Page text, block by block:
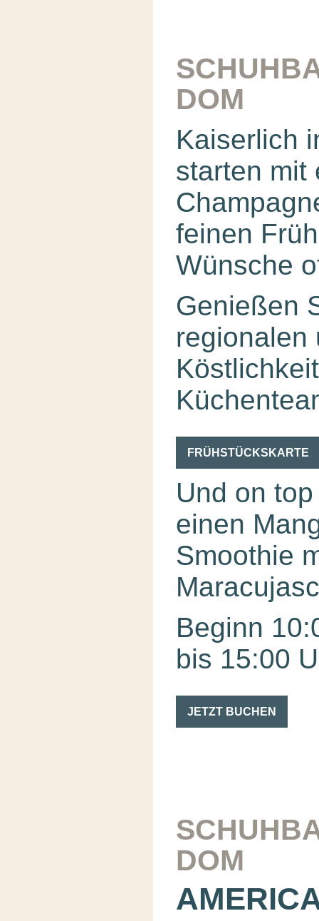
DOM
Kaiserlich
starten mit
feinen
Wünsche
Genießen
regionalen
FRÜHSTÜCKSKARTE
Und on
einen
Smoothie
Beginn
bis 15:00
JETZT BUCHEN
DOM